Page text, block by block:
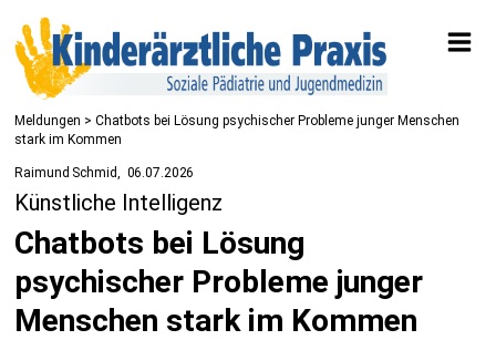
Meldungen > Chatbots bei Lösung psychischer Probleme junger Menschen
stark im Kommen
Raimund Schmid 06.07.2026
Künstliche Intelligenz
Chatbots bei Lösung
psychischer Probleme junger
Menschen stark im Kommen